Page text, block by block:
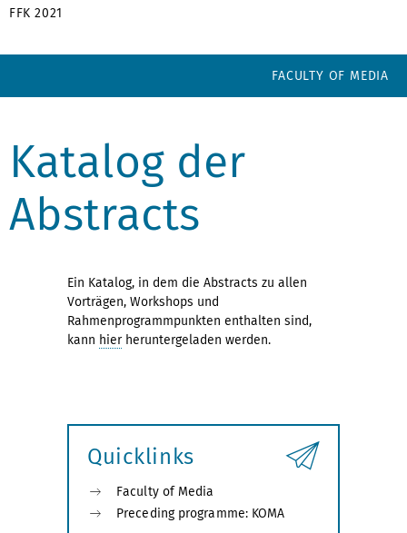
FFK 2021
FACULTY OF MEDIA
Katalog der
Abstracts
Ein Katalog, in dem die Abstracts zu allen
Vorträgen, Workshops und
Rahmenprogrammpunkten enthalten sind,
kann hierheruntergeladen werden.
Quicklinks
Faculty of Media
Preceding programme: KOMA